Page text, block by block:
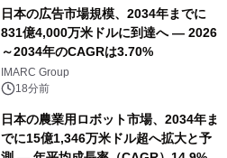
日本の広告市場規模、2034年までに
831億4,000万米ドルに到達へ ― 2026
～2034年のCAGRは3.70%
IMARC Group
18分前
日本の農業用ロボット市場、2034年ま
でに15億1,346万米ドル超へ拡大と予